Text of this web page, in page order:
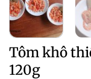
Tôm khô
120g